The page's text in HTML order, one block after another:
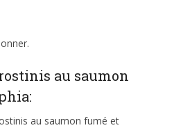
au saumon
au saumon fumé et